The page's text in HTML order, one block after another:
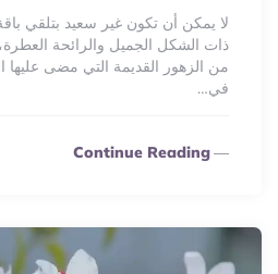
لا يمكن أن تكون غير سعيد بتلقي
ذات الشكل الجميل والرائحة
من الزهور القديمة التي مضى
في…
Continue Reading